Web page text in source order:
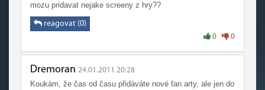
mozu pridavat nejake screeny z hry??
reagovat (0)
0 0
Dremoran 24.01.2011 20:28
Koukám, že čas od času přidáváte nové fan arty, ale jen do